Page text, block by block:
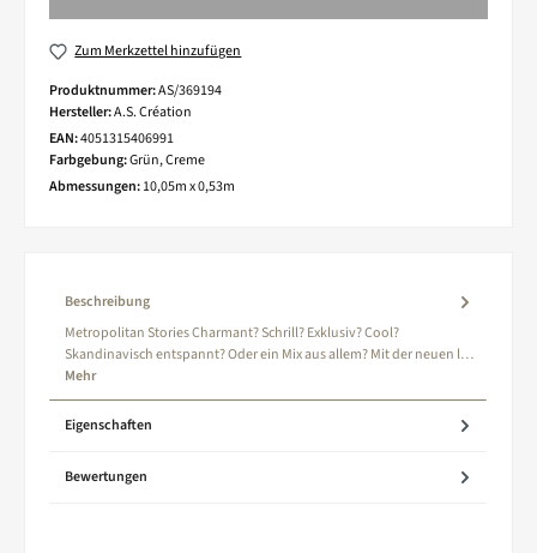
Zum Merkzettel hinzufügen
Produktnummer:AS/369194
Hersteller:A.S. Création
EAN:4051315406991
Farbgebung:Grün, Creme
Abmessungen:10,05m x 0,53m
Beschreibung
Metropolitan Stories Charmant? Schrill? Exklusiv? Cool?
Skandinavisch entspannt? Oder ein Mix aus allem? Mit der neuen l…
Mehr
Eigenschaften
Bewertungen